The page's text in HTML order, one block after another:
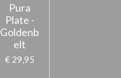
Pura
Plate -
Goldenb
elt
€ 29,95